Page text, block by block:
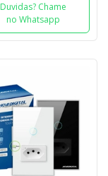
Duvidas? Chame
no Whatsapp